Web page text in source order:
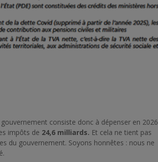
consiste donc à dépenser en 2026
impôts de 24,6 milliards. Et cela ne tient pas
du gouvernement. Soyons honnêtes : nous ne